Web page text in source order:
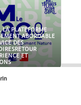
LA PLATEFORME
ABORDABLE
DES
ET
quels outils pour les